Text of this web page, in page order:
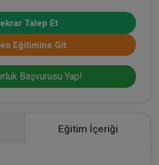
Talep Et
Eğitimine Git
Başvurusu Yap!
Eğitim İçeriği